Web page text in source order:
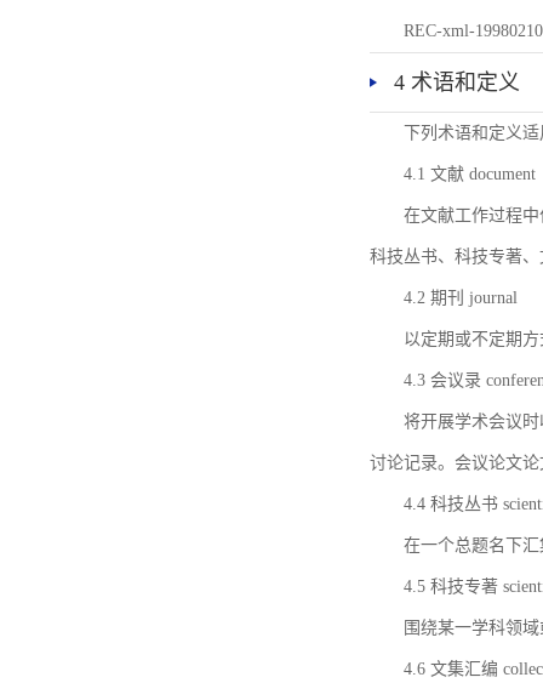
REC-xml-
4 术语和定义
下列术语和定义
4.1 文献 document
在文献工作过程
科技丛书、科技专著
4.2 期刊 journal
以定期或不定期
4.3 会议录
将开展学术会议
讨论记录。会议论文
4.4 科技丛书
在一个总题名下
4.5 科技专著
围绕某一学科领
4.6 文集汇编